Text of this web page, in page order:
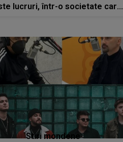
lucruri, într-o societate care
Stiri mondene